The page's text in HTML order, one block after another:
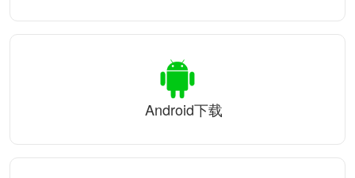
Android下载